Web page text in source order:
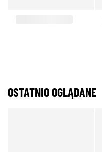
OSTATNIO OGLĄDANE